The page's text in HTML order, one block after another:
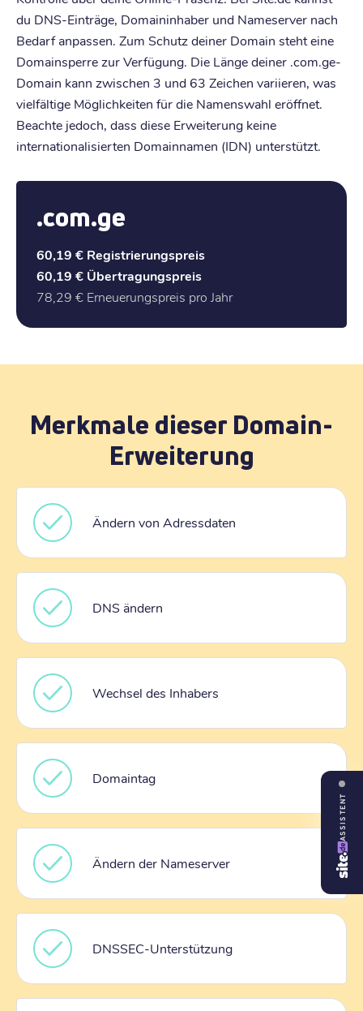
du DNS-Einträge, Domaininhaber und Nameserver nach
Bedarf anpassen. Zum Schutz deiner Domain steht eine
Domainsperre zur Verfügung. Die Länge deiner .com.ge-
Domain kann zwischen 3 und 63 Zeichen variieren, was
vielfältige Möglichkeiten für die Namenswahl eröffnet.
Beachte jedoch, dass diese Erweiterung keine
internationalisierten Domainnamen (IDN) unterstützt.
.com.ge
60,19 € Registrierungspreis
60,19 € Übertragungspreis
78,29 € Erneuerungspreis pro Jahr
Merkmale dieser Domain-
Erweiterung
Ändern von Adressdaten
DNS ändern
Wechsel des Inhabers
Domaintag
Ändern der Nameserver
DNSSEC-Unterstützung
ASSISTENT